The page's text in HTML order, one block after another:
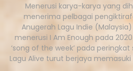
Menerusi karya-karya yang
menerima pelbagai
Anugerah Lagu Indie
menerusi I Am Enough pada
‘song of the week’ pada
Lagu Alive turut berjaya memasuki